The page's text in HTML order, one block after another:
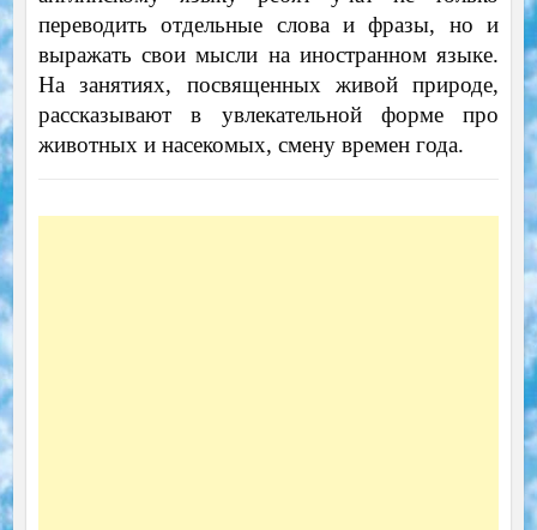
переводить отдельные слова и фразы, но и
выражать свои мысли на иностранном языке.
На занятиях, посвященных живой природе,
рассказывают в увлекательной форме про
животных и насекомых, смену времен года.